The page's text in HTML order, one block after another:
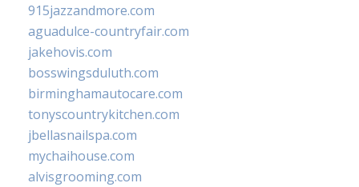
915jazzandmore.com
aguadulce-countryfair.com
jakehovis.com
bosswingsduluth.com
birminghamautocare.com
tonyscountrykitchen.com
jbellasnailspa.com
mychaihouse.com
alvisgrooming.com